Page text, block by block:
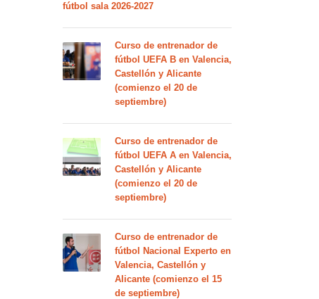
fútbol sala 2026-2027
Curso de entrenador de
fútbol UEFA B en Valencia,
Castellón y Alicante
(comienzo el 20 de
septiembre)
Curso de entrenador de
fútbol UEFA A en Valencia,
Castellón y Alicante
(comienzo el 20 de
septiembre)
Curso de entrenador de
fútbol Nacional Experto en
Valencia, Castellón y
Alicante (comienzo el 15
de septiembre)